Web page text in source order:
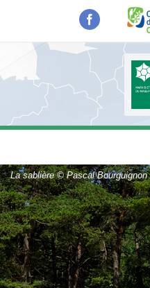
principal
La sablière © Pascal